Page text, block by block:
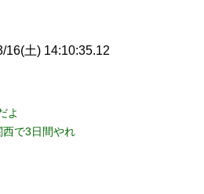
16(土) 14:10:35.12
よ
で3日間やれ